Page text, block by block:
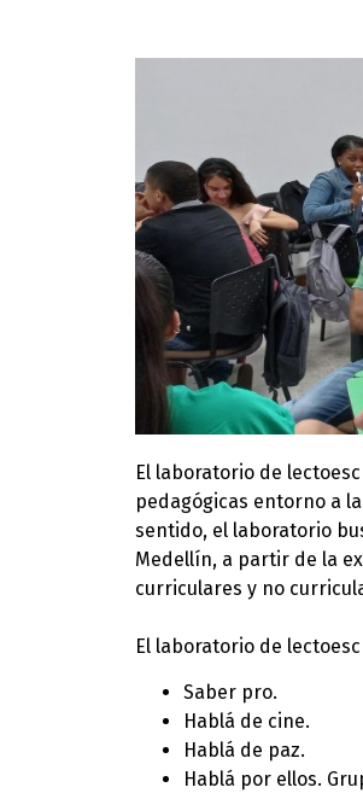
El laboratorio de
pedagógicas entorno a
sentido, el laboratorio
Medellín, a partir de la
curriculares y no
El laboratorio de
Saber pro.
Hablá de cine.
Hablá de paz.
Hablá por ellos.